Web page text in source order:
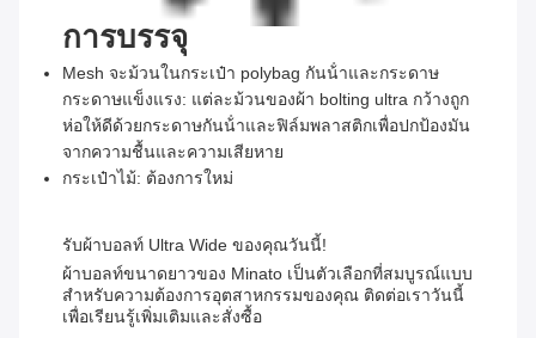
การบรรจุ
Mesh จะม้วนในกระเป๋า polybag กันน้ําและกระดาษ
กระดาษแข็งแรง: แต่ละม้วนของผ้า bolting ultra กว้างถูก
ห่อให้ดีด้วยกระดาษกันน้ําและฟิล์มพลาสติกเพื่อปกป้องมัน
จากความชื้นและความเสียหาย
กระเป๋าไม้: ต้องการใหม่
รับผ้าบอลท์ Ultra Wide ของคุณวันนี้!
ผ้าบอลท์ขนาดยาวของ Minato เป็นตัวเลือกที่สมบูรณ์แบบ
สําหรับความต้องการอุตสาหกรรมของคุณ ติดต่อเราวันนี้
เพื่อเรียนรู้เพิ่มเติมและสั่งซื้อ